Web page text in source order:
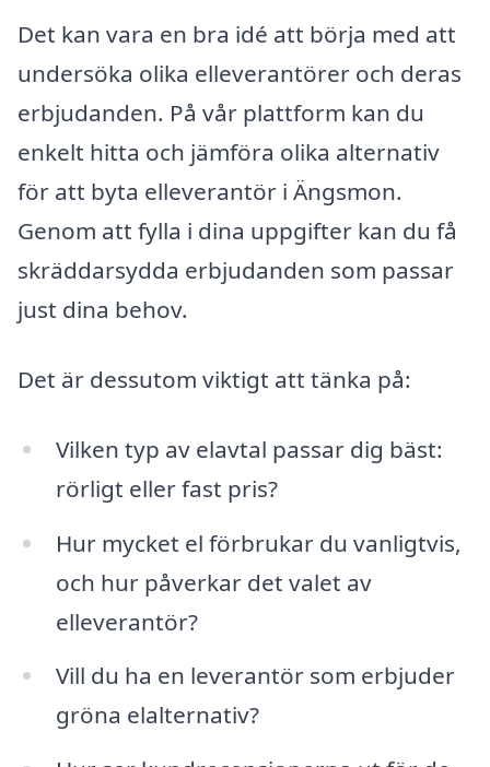
Det kan vara en bra idé att börja med att
undersöka olika elleverantörer och deras
erbjudanden. På vår plattform kan du
enkelt hitta och jämföra olika alternativ
för att byta elleverantör i Ängsmon.
Genom att fylla i dina uppgifter kan du få
skräddarsydda erbjudanden som passar
just dina behov.
Det är dessutom viktigt att tänka på:
Vilken typ av elavtal passar dig bäst:
rörligt eller fast pris?
Hur mycket el förbrukar du vanligtvis,
och hur påverkar det valet av
elleverantör?
Vill du ha en leverantör som erbjuder
gröna elalternativ?